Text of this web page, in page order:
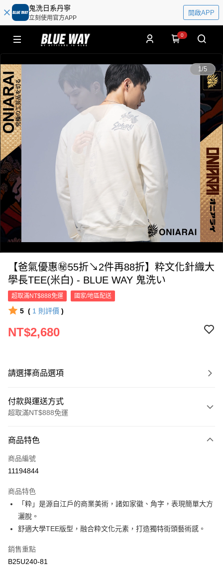
鬼洗日系丹寧
立刻使用官方APP
開啟APP
0
0:00
/
1/5
【爸氣優惠㊙55折↘2件再88折】粋文化針織大
學長TEE(米白) - BLUE WAY 鬼洗い
超取滿NT$888免運 國家/地區配送
5 ( 1 則評價 )
NT$2,680
請選擇商品選項
付款與運送方式
超取滿NT$888免運
信用卡一次付款
超商取貨付款
Apple Pay
街口支付
商品特色
商品編號
11194844
商品特色
「粋」是源自江戶的商業美術，諸如家徽、角字，表現簡單大方
灑脫。
舒適大學TEE版型，融合粋文化元素，打造獨特街頭藝術感。
銷售重點
B25U240-81